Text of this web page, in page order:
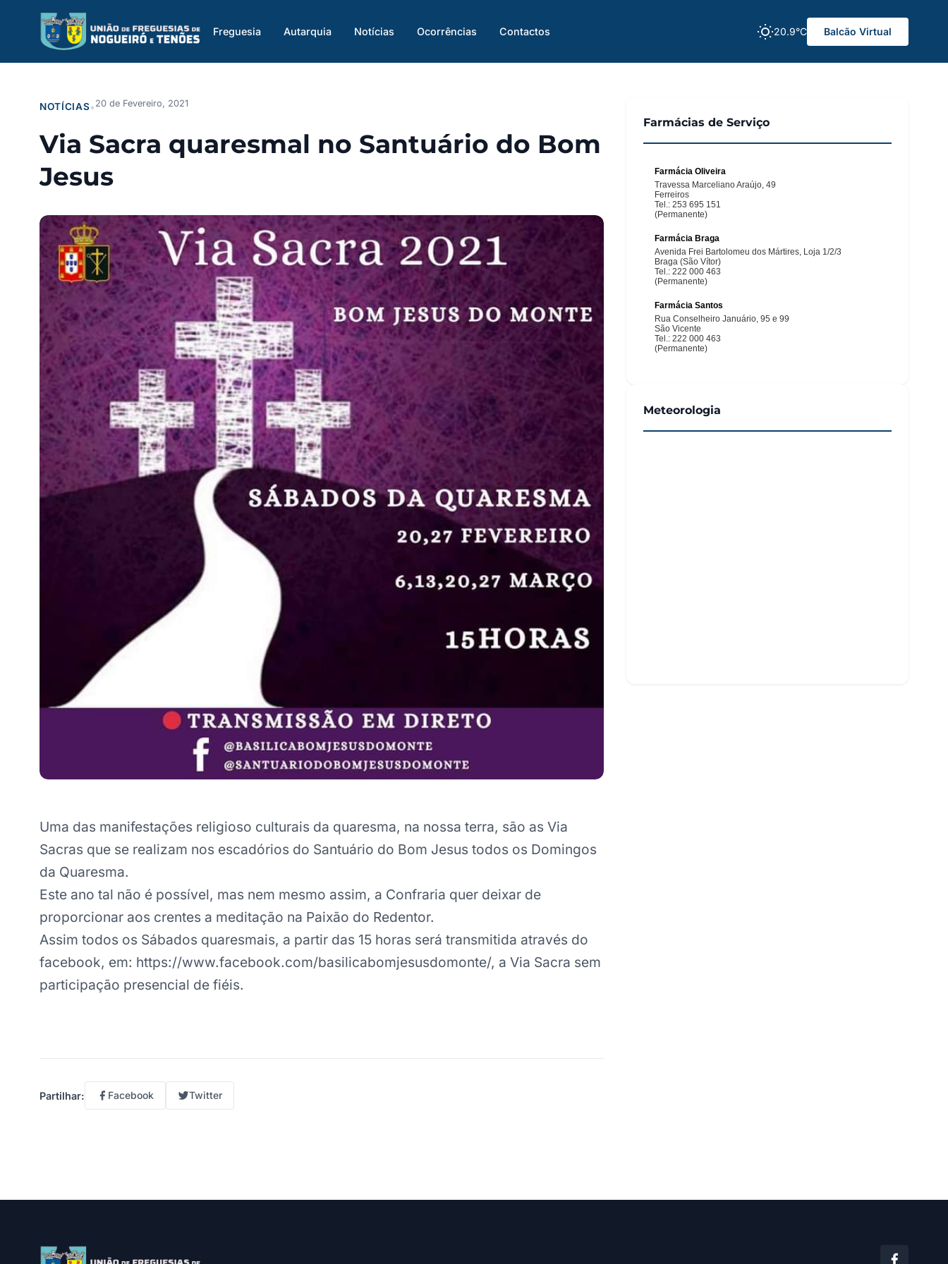
Freguesia Autarquia Notícias Ocorrências Contactos 20.9°C Balcão Virtual
NOTÍCIAS• 20 de Fevereiro, 2021
Via Sacra quaresmal no Santuário do Bom
Jesus
Uma das manifestações religioso culturais da quaresma, na nossa terra, são as Via
Sacras que se realizam nos escadórios do Santuário do Bom Jesus todos os Domingos
da Quaresma.
Este ano tal não é possível, mas nem mesmo assim, a Confraria quer deixar de
proporcionar aos crentes a meditação na Paixão do Redentor.
Assim todos os Sábados quaresmais, a partir das 15 horas será transmitida através do
facebook, em: https://www.facebook.com/basilicabomjesusdomonte/, a Via Sacra sem
participação presencial de fiéis.
Partilhar: Facebook Twitter
Farmácias de Serviço
Meteorologia